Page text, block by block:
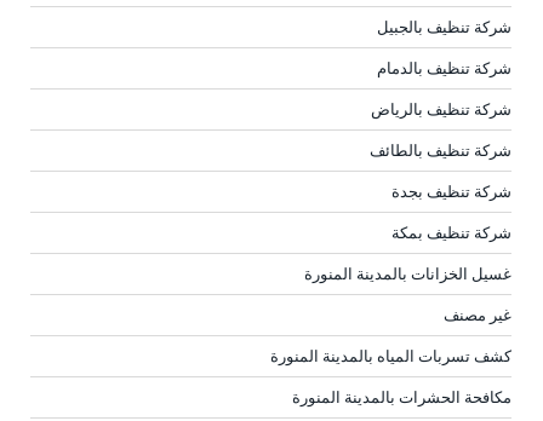
شركة تنظيف بالجبيل
شركة تنظيف بالدمام
شركة تنظيف بالرياض
شركة تنظيف بالطائف
شركة تنظيف بجدة
شركة تنظيف بمكة
غسيل الخزانات بالمدينة المنورة
غير مصنف
كشف تسربات المياه بالمدينة المنورة
مكافحة الحشرات بالمدينة المنورة